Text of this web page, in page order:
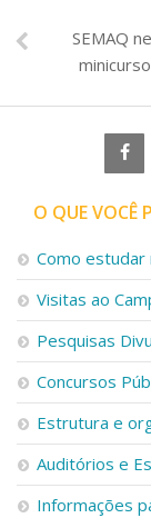
SEMAQ
O QUE VOCÊ
Como estudar
Visitas ao
Pesquisas
Concursos
Estrutura e
Auditórios e
Informações